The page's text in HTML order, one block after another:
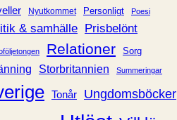
Nyutkommet Personligt Poesi
& samhälle Prisbelönt
Relationer Sorg
Storbritannien Summeringar
Tonår Ungdomsböcker